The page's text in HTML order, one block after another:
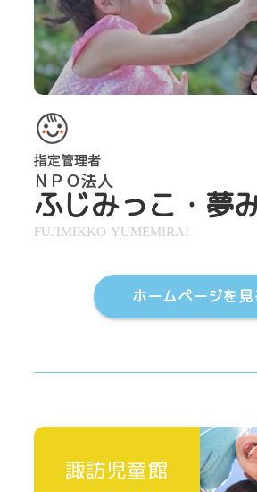
ふじみっこ・夢
FUJIMIKKO-YUMEMIRAI
ホームページを見
諏訪児童館